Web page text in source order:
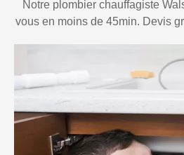
Notre plombier chauffagiste
vous en moins de 45min. Devis